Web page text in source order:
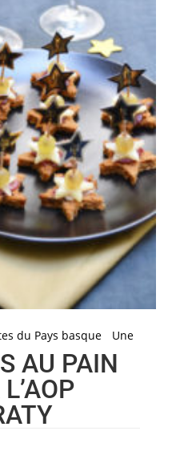
du Pays basque Une
AU PAIN